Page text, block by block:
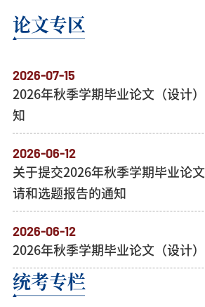
论文专区
2026-07-15
2026年秋季学期毕业论文（设计
知
2026-06-12
关于提交2026年秋季学期毕业论
请和选题报告的通知
2026-06-12
2026年秋季学期毕业论文（设计
统考专栏